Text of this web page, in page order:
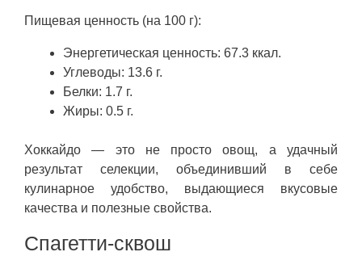
Пищевая ценность (на 100 г):
Энергетическая ценность: 67.3 ккал.
Углеводы: 13.6 г.
Белки: 1.7 г.
Жиры: 0.5 г.
Хоккайдо — это не просто овощ, а удачный
результат селекции, объединивший в себе
кулинарное удобство, выдающиеся вкусовые
качества и полезные свойства.
Спагетти-сквош